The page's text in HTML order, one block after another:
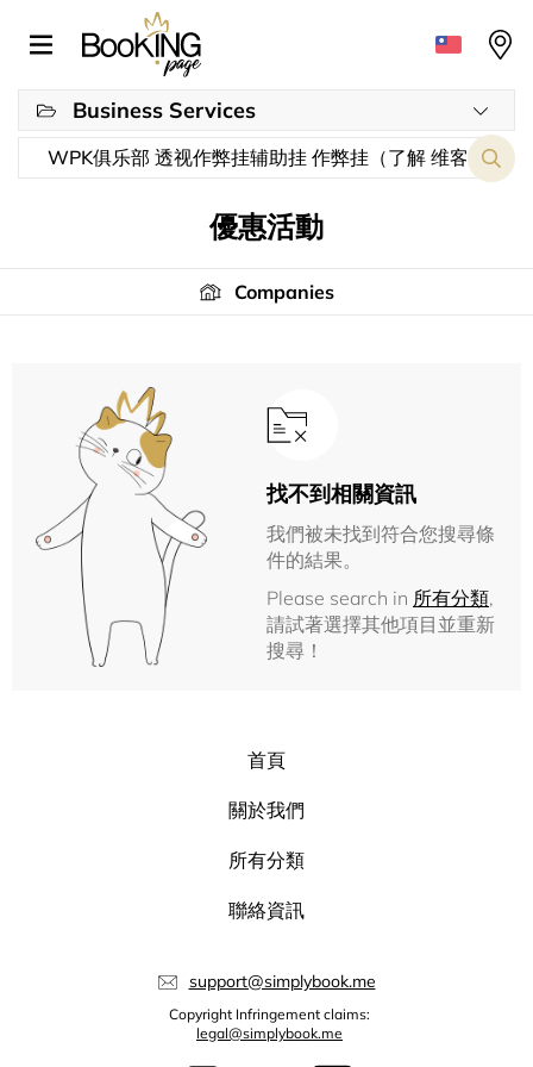
Business Services
優惠活動
Companies
找不到相關資訊
我們被未找到符合您搜尋條
件的結果。
Please search in 所有分類,
請試著選擇其他項目並重新
搜尋！
首頁
關於我們
所有分類
聯絡資訊
support@simplybook.me
Copyright Infringement claims:
legal@simplybook.me